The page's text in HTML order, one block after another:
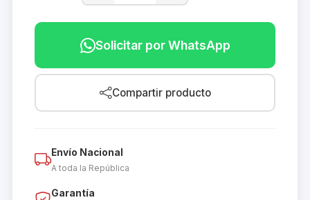
Solicitar por WhatsApp
Compartir producto
Envío Nacional
A toda la República
Garantía